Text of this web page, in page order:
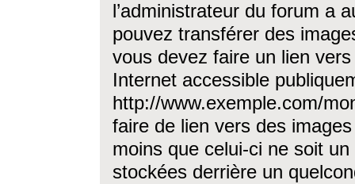
l’administrateur du forum a
pouvez transférer des
vous devez faire un lien
Internet accessible
http://www.exemple.com/
faire de lien vers des
moins que celui-ci ne soit
stockées derrière un